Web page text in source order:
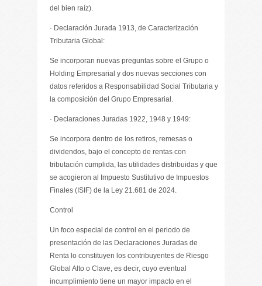
del bien raíz).
· Declaración Jurada 1913, de Caracterización
Tributaria Global:
Se incorporan nuevas preguntas sobre el Grupo o
Holding Empresarial y dos nuevas secciones con
datos referidos a Responsabilidad Social Tributaria y
la composición del Grupo Empresarial.
· Declaraciones Juradas 1922, 1948 y 1949:
Se incorpora dentro de los retiros, remesas o
dividendos, bajo el concepto de rentas con
tributación cumplida, las utilidades distribuidas y que
se acogieron al Impuesto Sustitutivo de Impuestos
Finales (ISIF) de la Ley 21.681 de 2024.
Control
Un foco especial de control en el periodo de
presentación de las Declaraciones Juradas de
Renta lo constituyen los contribuyentes de Riesgo
Global Alto o Clave, es decir, cuyo eventual
incumplimiento tiene un mayor impacto en el